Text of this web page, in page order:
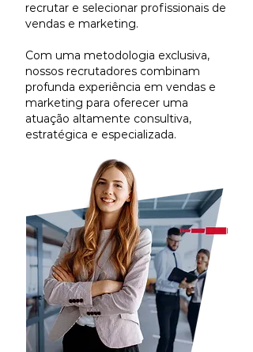
recrutar e selecionar profissionais de
vendas e marketing.
Com uma metodologia exclusiva,
nossos recrutadores combinam
profunda experiência em vendas e
marketing para oferecer uma
atuação altamente consultiva,
estratégica e especializada.